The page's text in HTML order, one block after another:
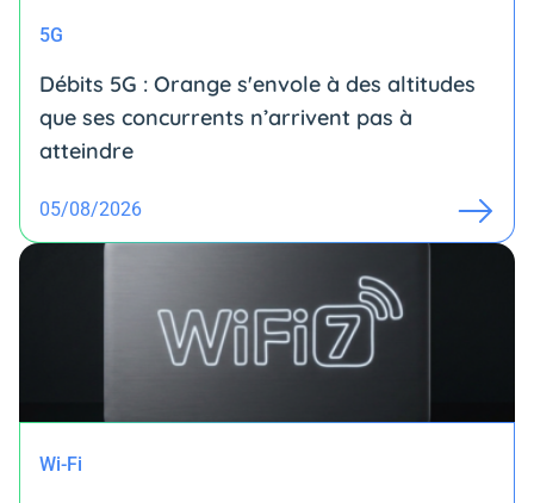
5G
Débits 5G : Orange s'envole à des altitudes
que ses concurrents n’arrivent pas à
atteindre
05/08/2026
Wi-Fi